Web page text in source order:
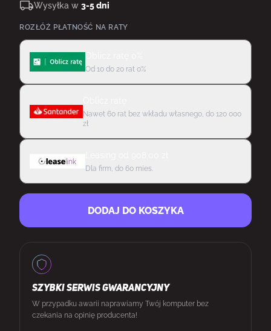
Wysyłka w 3-5 dni
ROZŁÓŻ PŁATNOŚĆ NA RATY
Od 10 do 20 rat 0%
Nawet 60 rat bez wkładu własnego, do 120 000
zł
Dla firm, do 60 mies.
DODAJ DO KOSZYKA
SZYBKI SERWIS GWARANCYJNY
W przypadku awarii naprawiamy Twój komputer bez
czekania na opinię producenta!